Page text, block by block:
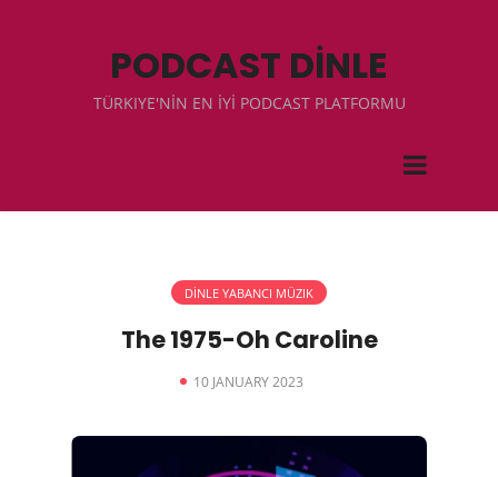
PODCAST DİNLE
TÜRKIYE'NİN EN İYİ PODCAST PLATFORMU
DİNLE YABANCI MÜZIK
The 1975-Oh Caroline
10 JANUARY 2023